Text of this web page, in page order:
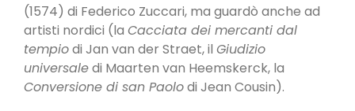
(1574) di Federico Zuccari, ma guardò anche ad
artisti nordici (la Cacciata dei mercanti dal
tempiodi Jan van der Straet, il Giudizio
universaledi Maarten van Heemskerck, la
Conversione di san Paolodi Jean Cousin).